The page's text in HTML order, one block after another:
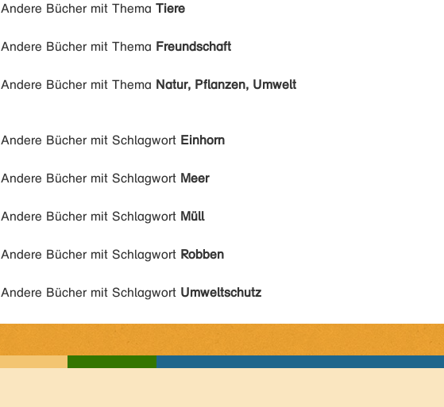
Andere Bücher mit Thema Tiere
Andere Bücher mit Thema Freundschaft
Andere Bücher mit Thema Natur, Pflanzen, Umwelt
Andere Bücher mit Schlagwort Einhorn
Andere Bücher mit Schlagwort Meer
Andere Bücher mit Schlagwort Müll
Andere Bücher mit Schlagwort Robben
Andere Bücher mit Schlagwort Umweltschutz